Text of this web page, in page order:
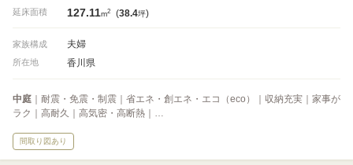
延床面積 127.11m2 (38.4坪)
家族構成 夫婦
所在地 香川県
中庭 ｜耐震・免震・制震｜省エネ・創エネ・エコ（eco）｜収納充実｜家事が
ラク｜高耐久｜高気密・高断熱｜…
間取り図あり